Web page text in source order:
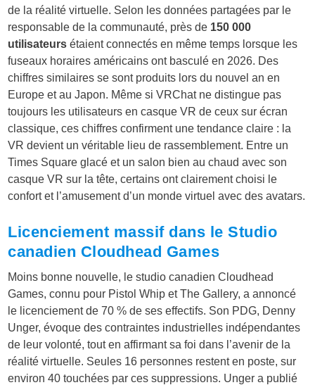
de la réalité virtuelle. Selon les données partagées par le
responsable de la communauté, près de 150 000
utilisateurs étaient connectés en même temps lorsque les
fuseaux horaires américains ont basculé en 2026. Des
chiffres similaires se sont produits lors du nouvel an en
Europe et au Japon. Même si VRChat ne distingue pas
toujours les utilisateurs en casque VR de ceux sur écran
classique, ces chiffres confirment une tendance claire : la
VR devient un véritable lieu de rassemblement. Entre un
Times Square glacé et un salon bien au chaud avec son
casque VR sur la tête, certains ont clairement choisi le
confort et l’amusement d’un monde virtuel avec des avatars.
Licenciement massif dans le Studio
canadien Cloudhead Games
Moins bonne nouvelle, le studio canadien Cloudhead
Games, connu pour Pistol Whip et The Gallery, a annoncé
le licenciement de 70 % de ses effectifs. Son PDG, Denny
Unger, évoque des contraintes industrielles indépendantes
de leur volonté, tout en affirmant sa foi dans l’avenir de la
réalité virtuelle. Seules 16 personnes restent en poste, sur
environ 40 touchées par ces suppressions. Unger a publié